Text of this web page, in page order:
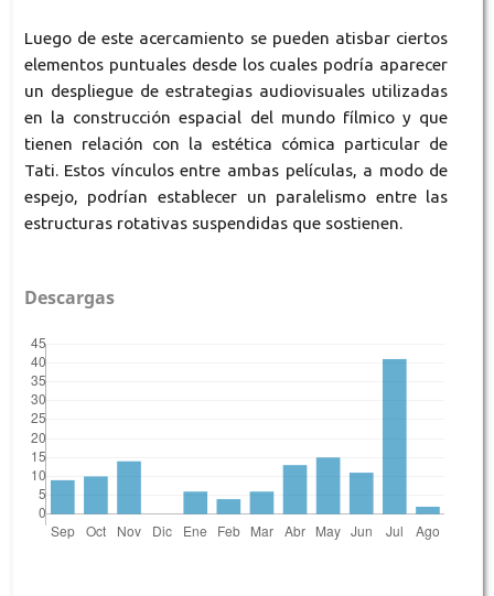
Luego de este acercamiento se pueden atisbar ciertos
elementos puntuales desde los cuales podría aparecer
un despliegue de estrategias audiovisuales utilizadas
en la construcción espacial del mundo fílmico y que
tienen relación con la estética cómica particular de
Tati. Estos vínculos entre ambas películas, a modo de
espejo, podrían establecer un paralelismo entre las
estructuras rotativas suspendidas que sostienen.
Descargas